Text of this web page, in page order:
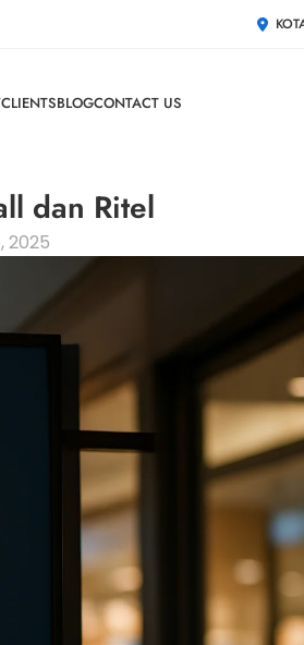
CLIENTSBLOGCONTACT US
dan Ritel
2025